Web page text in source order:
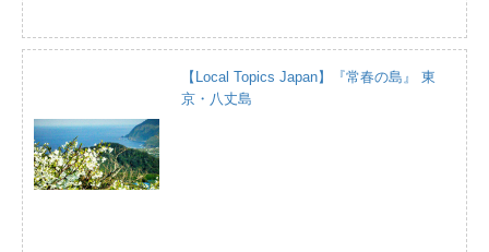
【Local Topics Japan】『常春の島』 東
京・八丈島